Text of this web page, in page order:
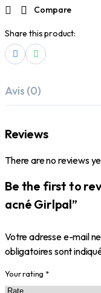
Compare
Share this product:
Avis (0)
Reviews
There are no reviews
Be the first to
acné Girlpal”
Votre adresse e-mail
obligatoires sont
Your rating *